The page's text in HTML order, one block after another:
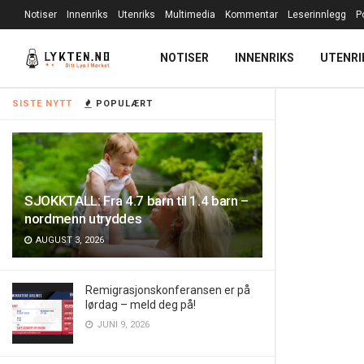
SISTE NYTT POPULÆRT
SJOKKTALL: Fra 4.7 barn til 1.4 barn –
nordmenn utryddes
AUGUST 3, 2026
Remigrasjonskonferansen er på
lørdag – meld deg på!
JUNI 9, 2026
Notiser Innenriks Utenriks Multimedia Kommentar Leserinnlegg
NOTISER INNENRIKS